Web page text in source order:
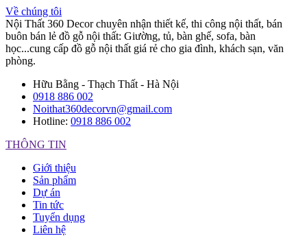
Về chúng tôi
Nội Thất 360 Decor chuyên nhận thiết kế, thi công nội thất, bán
buôn bán lẻ đồ gỗ nội thất: Giường, tủ, bàn ghế, sofa, bàn
học...cung cấp đồ gỗ nội thất giá rẻ cho gia đình, khách sạn, văn
phòng.
Hữu Bằng - Thạch Thất - Hà Nội
0918 886 002
Noithat360decorvn@gmail.com
Hotline: 0918 886 002
THÔNG TIN
Giới thiệu
Sản phẩm
Dự án
Tin tức
Tuyển dụng
Liên hệ